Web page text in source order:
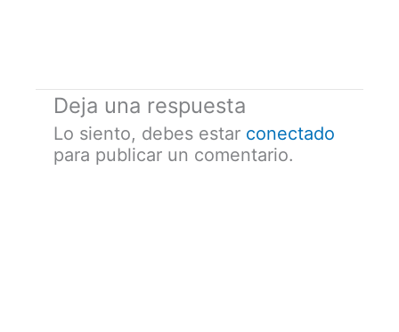
Deja una respuesta
Lo siento, debes estar conectado
para publicar un comentario.